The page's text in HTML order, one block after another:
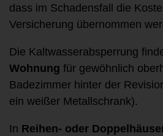
dass im Schadensfall die
Versicherung übernommen
Die Kaltwasserabsperrung
Wohnung für gewöhnlich
Badezimmer hinter der
ein weißer Metallschrank).
In Reihen- oder